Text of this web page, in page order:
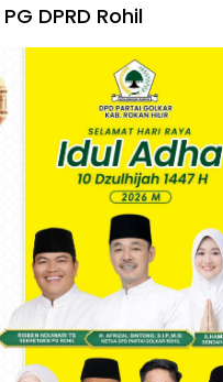
DPRD Rohil